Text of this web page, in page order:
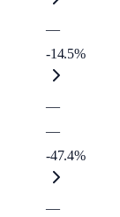
—
-14.5%
—
—
-47.4%
—